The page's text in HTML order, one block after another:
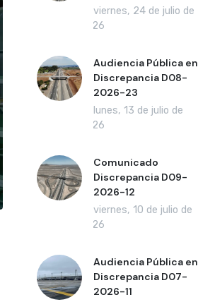
viernes, 24 de julio de
2026
Audiencia Pública en
Discrepancia D08-
2026-23
lunes, 13 de julio de
2026
Comunicado
Discrepancia D09-
2026-12
viernes, 10 de julio de
2026
Audiencia Pública en
Discrepancia D07-
2026-11